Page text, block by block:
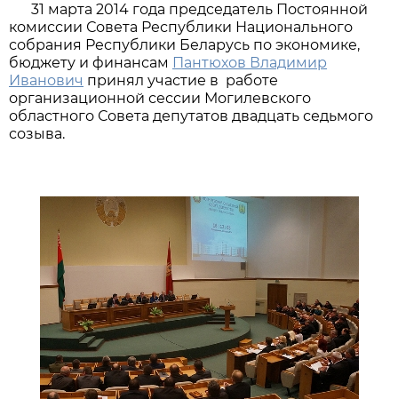
31 марта 2014 года председатель Постоянной
комиссии Совета Республики Национального
собрания Республики Беларусь по экономике,
бюджету и финансам Пантюхов Владимир
Иванович принял участие в работе
организационной сессии Могилевского
областного Совета депутатов двадцать седьмого
созыва.